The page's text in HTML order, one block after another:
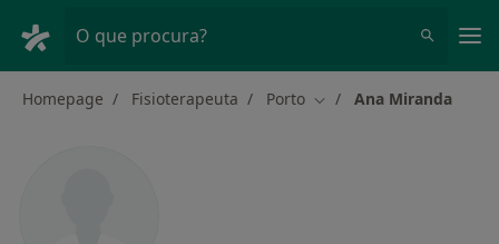
O que procura?
Homepage Fisioterapeuta Porto Mudar de cidade
Ana Miranda